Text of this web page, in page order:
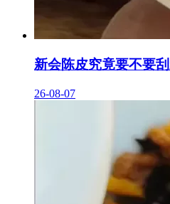
新会陈皮究竟要不要
26-08-07